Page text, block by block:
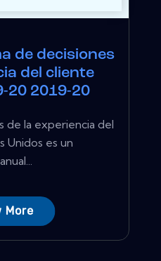
de decisiones
del cliente
20 2019-20
de la experiencia del
Unidos es un
More